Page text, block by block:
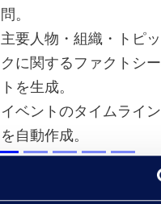
問。
主要人物・組織・トピッ
クに関するファクトシー
トを生成。
イベントのタイムライン
を自動作成。